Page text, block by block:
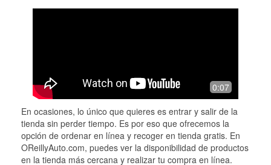
0:07
En ocasiones, lo único que quieres es entrar y salir de la
tienda sin perder tiempo. Es por eso que ofrecemos la
opción de ordenar en línea y recoger en tienda gratis. En
OReillyAuto.com, puedes ver la disponibilidad de productos
en la tienda más cercana y realizar tu compra en línea.